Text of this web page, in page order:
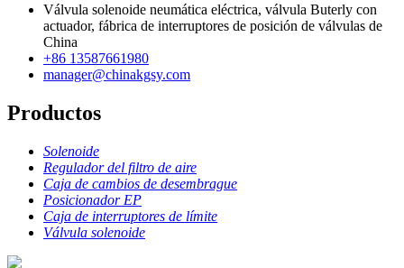
Válvula solenoide neumática eléctrica, válvula Buterly con
actuador, fábrica de interruptores de posición de válvulas de
China
+86 13587661980
manager@chinakgsy.com
Productos
Solenoide
Regulador del filtro de aire
Caja de cambios de desembrague
Posicionador EP
Caja de interruptores de límite
Válvula solenoide